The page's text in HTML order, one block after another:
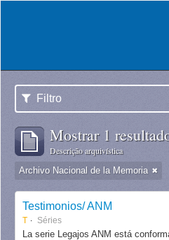
Filtro
Mostrar 1
Descrição arquivística
Archivo Nacional de la Memoria
Testimonios/ ANM
T Séries
La serie Legajos ANM está